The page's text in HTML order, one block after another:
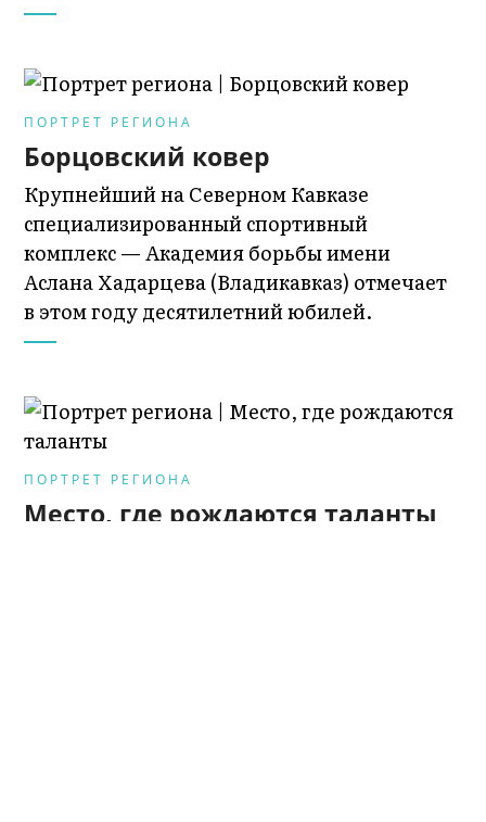
ПОРТРЕТ РЕГИОНА
Борцовский ковер
Крупнейший на Северном Кавказе
специализированный спортивный
комплекс — Академия борьбы имени
Аслана Хадарцева (Владикавказ) отмечает
в этом году десятилетний юбилей.
ПОРТРЕТ РЕГИОНА
Место, где рождаются таланты